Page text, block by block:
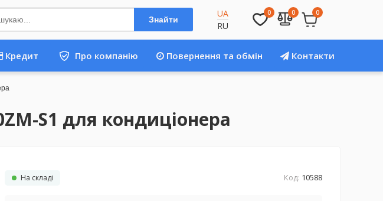
Знайти
UA
RU
0 0 0
Кредит Про компанію Повернення та обмін Контакти
S1 для кондиціонера
На складі Код: 10588